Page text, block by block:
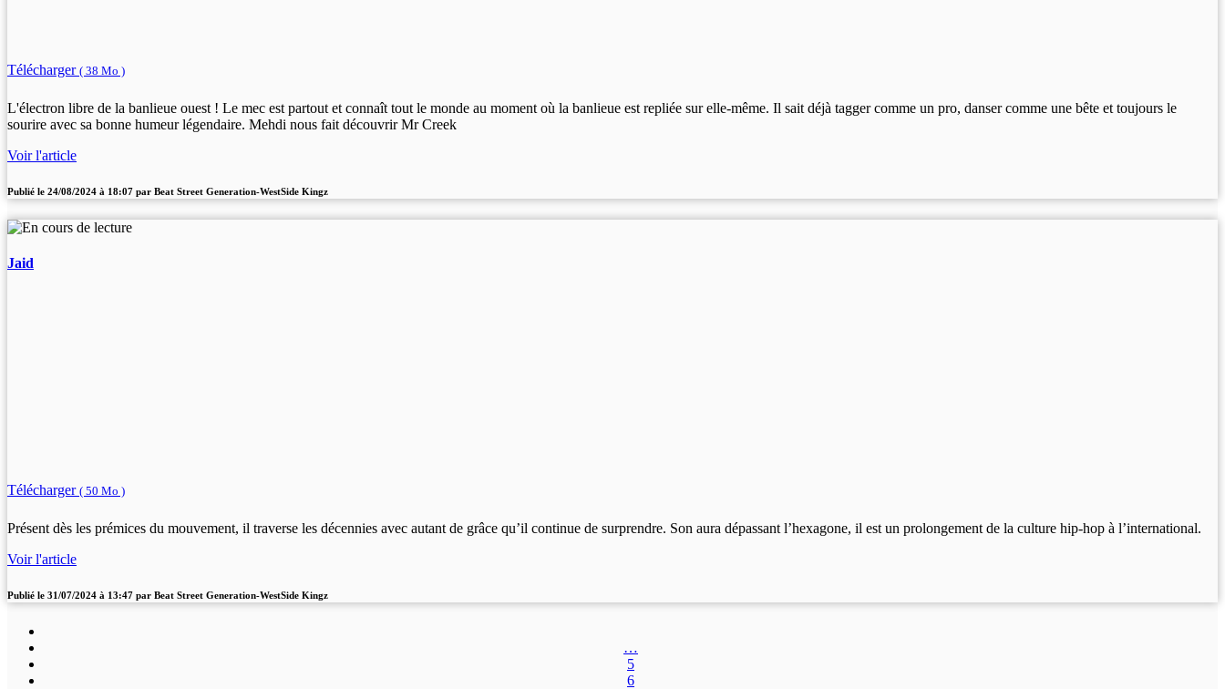
Télécharger ( 38 Mo )
L'électron libre de la banlieue ouest ! Le mec est partout et connaît tout le monde au moment où la banlieue est repliée sur elle-même. Il sait déjà tagger comme un pro, danser comme une bête et toujours le
sourire avec sa bonne humeur légendaire. Mehdi nous fait découvrir Mr Creek
Voir l'article
Publié le 24/08/2024 à 18:07 par Beat Street Generation-WestSide Kingz
Jaid
Télécharger ( 50 Mo )
Présent dès les prémices du mouvement, il traverse les décennies avec autant de grâce qu’il continue de surprendre. Son aura dépassant l’hexagone, il est un prolongement de la culture hip-hop à l’international.
Voir l'article
Publié le 31/07/2024 à 13:47 par Beat Street Generation-WestSide Kingz
…
5
6